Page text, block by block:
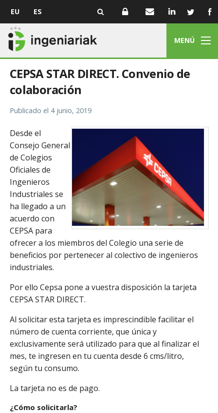
EU ES
MENÚ
CEPSA STAR DIRECT. Convenio de
colaboración
Publicado el 4 junio, 2019
Desde el
Consejo General
de Colegios
Oficiales de
Ingenieros
Industriales se
ha llegado a un
acuerdo con
CEPSA para
ofrecer a los miembros del Colegio una serie de
beneficios por pertenecer al colectivo de ingenieros
industriales.
Por ello Cepsa pone a vuestra disposición la tarjeta
CEPSA STAR DIRECT.
Al solicitar esta tarjeta es imprescindible facilitar el
número de cuenta corriente, que única y
exclusivamente será utilizado para que al finalizar el
mes, te ingresen en tu cuenta desde 6 cms/litro,
según tu consumo.
La tarjeta no es de pago.
¿Cómo solicitarla?